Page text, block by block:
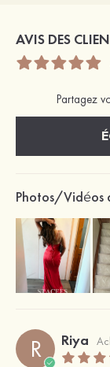
AVIS DES
Partagez
Photos/Vidéos
R Riya